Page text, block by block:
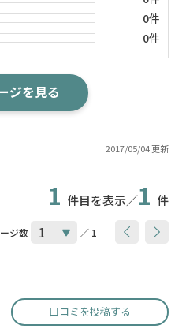
2017/05/04 更新
0件
0件
ジを見る
1 件目を表示／1 件
ジ数 ／ 1
口コミを投稿する